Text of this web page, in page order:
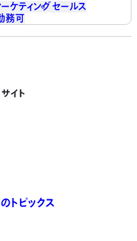
ケティングセールス
務可
トピックス